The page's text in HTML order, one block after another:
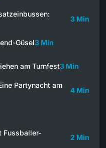
3 Min
Güsel3 Min
am Turnfest3 Min
Partynacht am
4 Min
Fussballer-
2 Min